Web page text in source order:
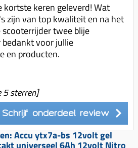
kortste keren geleverd! Wat
zijn van top kwaliteit en na het
twee blije
voor jullie
en producten.
sterren]
Schrijf onderdeel review
Accu ytx7a-bs 12volt gel
universeel 6Ah 12volt Nitro